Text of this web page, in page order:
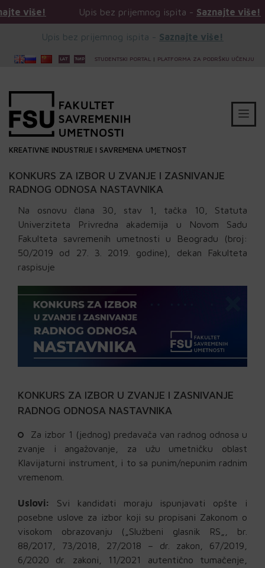
Upis bez prijemnog ispita -Saznajte više!
Upis bez prijemnog ispita - Saznajte više!
STUDENTSKI PORTAL | PLATFORMA ZA PODRŠKU UČENJU
KREATIVNE INDUSTRIJE I SAVREMENA UMETNOST
KONKURS ZA IZBOR U ZVANJE I ZASNIVANJE
RADNOG ODNOSA NASTAVNIKA
Na osnovu člana 30 stav 1 tačka 10
Statuta
Univerziteta Privredna akademija u Novom Sadu
Fakulteta savremenih umetnosti u Beogradu (broj :
50/2019 od 27. 3. 2019. godine)
dekan Fakulteta
raspisuje
KONKURS ZA IZBOR U ZVANJE I ZASNIVANJE
RADNOG ODNOSA NASTAVNIKA
Za izbor 1 (jednog) predavača van radnog odnosa u
zvanje
i angažovanje za užu umetničku oblast
Klavijaturni instrument i to sa punim/nepunim radnim
vremenom
Uslovi: Svi kandidati moraju ispunjavati opšte
i
posebne uslove za izbor koji su propisani Zakonom o
visokom obrazovanju ( Službeni glasnik RS br
88/2017
73/2018 27/2018 – dr zakon 67/2019
6/2020 dr zakoni 11/2021 autentično tumačenje